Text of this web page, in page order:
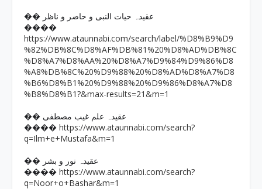
�� عقیدہ حیات النبی و حاضر و ناظر
����
https://www.ataunnabi.com/search/label/%D8%B9%D9
%82%DB%8C%D8%AF%DB%81%20%D8%AD%DB%8C
%D8%A7%D8%AA%20%D8%A7%D9%84%D9%86%D8
%A8%DB%8C%20%D9%88%20%D8%AD%D8%A7%D8
%B6%D8%B1%20%D9%88%20%D9%86%D8%A7%D8
%B8%D8%B1?&max-results=21&m=1
�� عقیدہ علم غیب مصطفی
���� https://www.ataunnabi.com/search?
q=Ilm+e+Mustafa&m=1
�� عقیدہ نور و بشر
���� https://www.ataunnabi.com/search?
q=Noor+o+Bashar&m=1